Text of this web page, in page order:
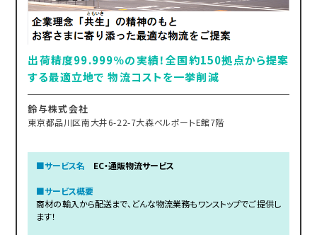
出荷精度99.999％の実績！全国約150拠点から提案
する最適立地で 物流コストを一挙削減
鈴与株式会社
東京都品川区南大井6-22-7大森ベルポートE館7階
■サービス名 EC・通販物流サービス
■サービス概要
商材の輸入から配送まで、どんな物流業務もワンストップでご提供し
ます！